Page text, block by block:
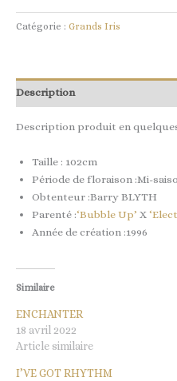
Catégorie : Grands Iris
Description
Description produit en
Taille : 102cm
Période de floraison :Mi-
Obtenteur :Barry BLYTH
Parenté :‘Bubble Up’ X
Année de création :1996
Similaire
ENCHANTER
18 avril 2022
Article similaire
I’VE GOT RHYTHM